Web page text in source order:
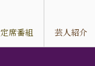
定席番組 芸人紹介